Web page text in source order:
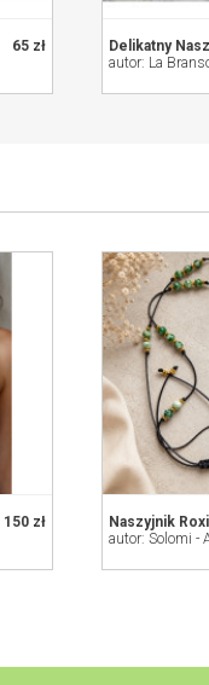
65 zł
autor: La
150 zł
autor: Solomi -